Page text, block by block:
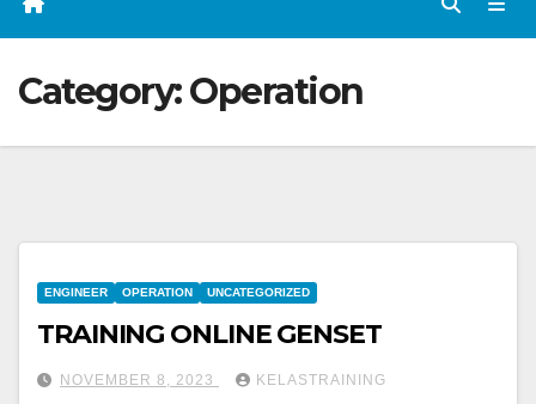
Category:Operation
ENGINEER OPERATION UNCATEGORIZED
TRAINING ONLINE GENSET
NOVEMBER 8, 2023 KELASTRAINING